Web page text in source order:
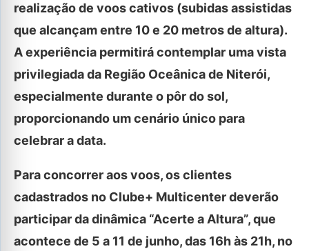
realização de voos cativos (subidas assistidas
que alcançam entre 10 e 20 metros de altura).
A experiência permitirá contemplar uma vista
privilegiada da Região Oceânica de Niterói,
especialmente durante o pôr do sol,
proporcionando um cenário único para
celebrar a data.
Para concorrer aos voos, os clientes
cadastrados no Clube+ Multicenter deverão
participar da dinâmica “Acerte a Altura”, que
acontece de 5 a 11 de junho, das 16h às 21h, no